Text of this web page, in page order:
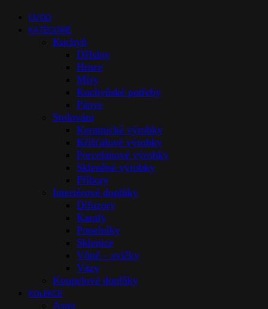
ÚVOD
KATEGORIE
Kuchyň
Džbány
Hrnce
Mísy
Kuchyňské potřeby
Pánve
Stolováni
Keramické výrobky
Křišťálové výrobky
Porcelánové výrobky
Skleněné výrobky
Příbory
Interiérové doplňky
Difuzory
Karafy
Popelníky
Sklenice
Vůně – svíčky
Vázy
Koupelové doplňky
KOLEKCE
Aster